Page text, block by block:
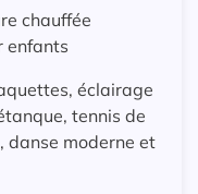
chauffée
enfants
éclairage
tennis de
danse moderne et